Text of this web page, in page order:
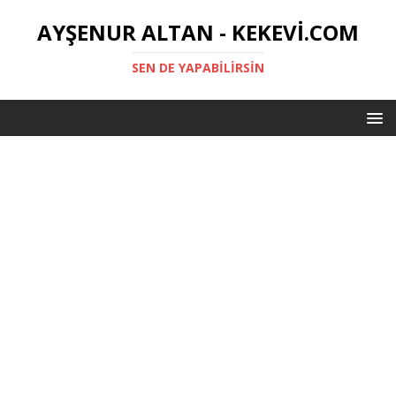
AYŞENUR ALTAN - KEKEVI.COM
SEN DE YAPABILIRSIN